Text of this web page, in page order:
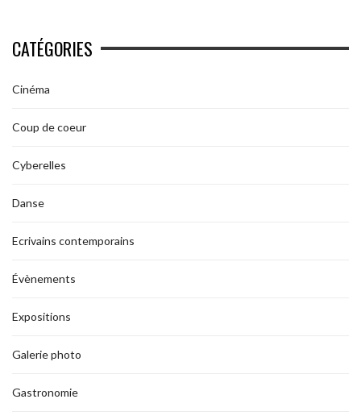
CATÉGORIES
Cinéma
Coup de coeur
Cyberelles
Danse
Ecrivains contemporains
Évènements
Expositions
Galerie photo
Gastronomie